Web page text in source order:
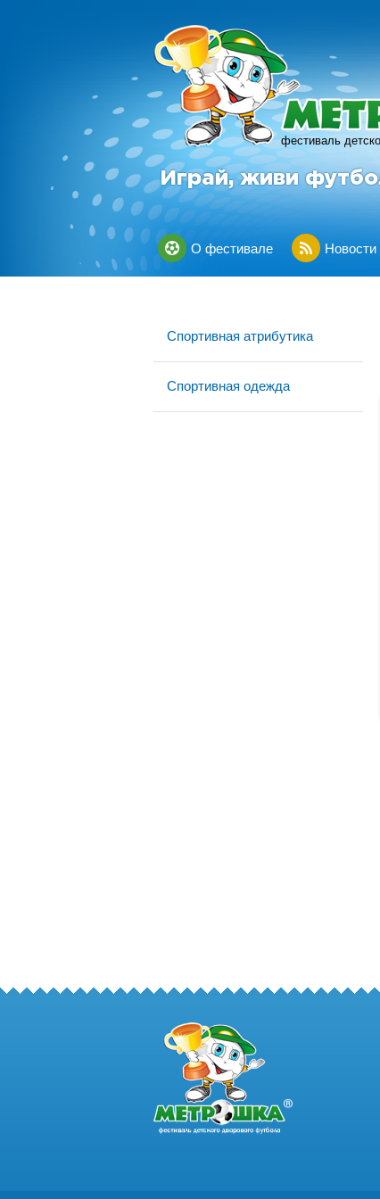
фестиваль
Играй, живи
О фестивале Новости
Спортивная атрибутика
Спортивная одежда